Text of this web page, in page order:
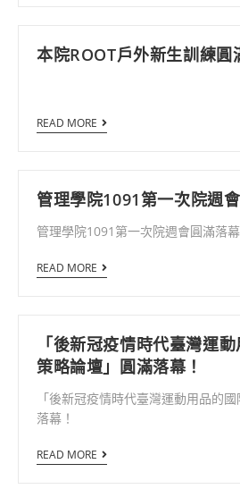
本院ROOT戶外新生訓練圓
READ MORE
管理學院1091第一次院週
管理學院1091第一次院週會圓滿落幕
READ MORE
「後新冠疫情時代臺灣運
策略論壇」圓滿落幕！
「後新冠疫情時代臺灣運動用品的
落幕！
READ MORE